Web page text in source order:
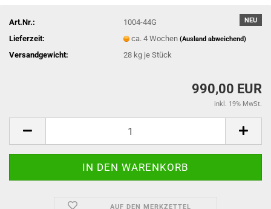
NEU
Art.Nr.:
1004-44G
Lieferzeit:
ca. 4 Wochen(Ausland abweichend)
Versandgewicht: 28 kg je Stück
990,00 EUR
inkl. 19% MwSt.
AUF DEN MERKZETTEL